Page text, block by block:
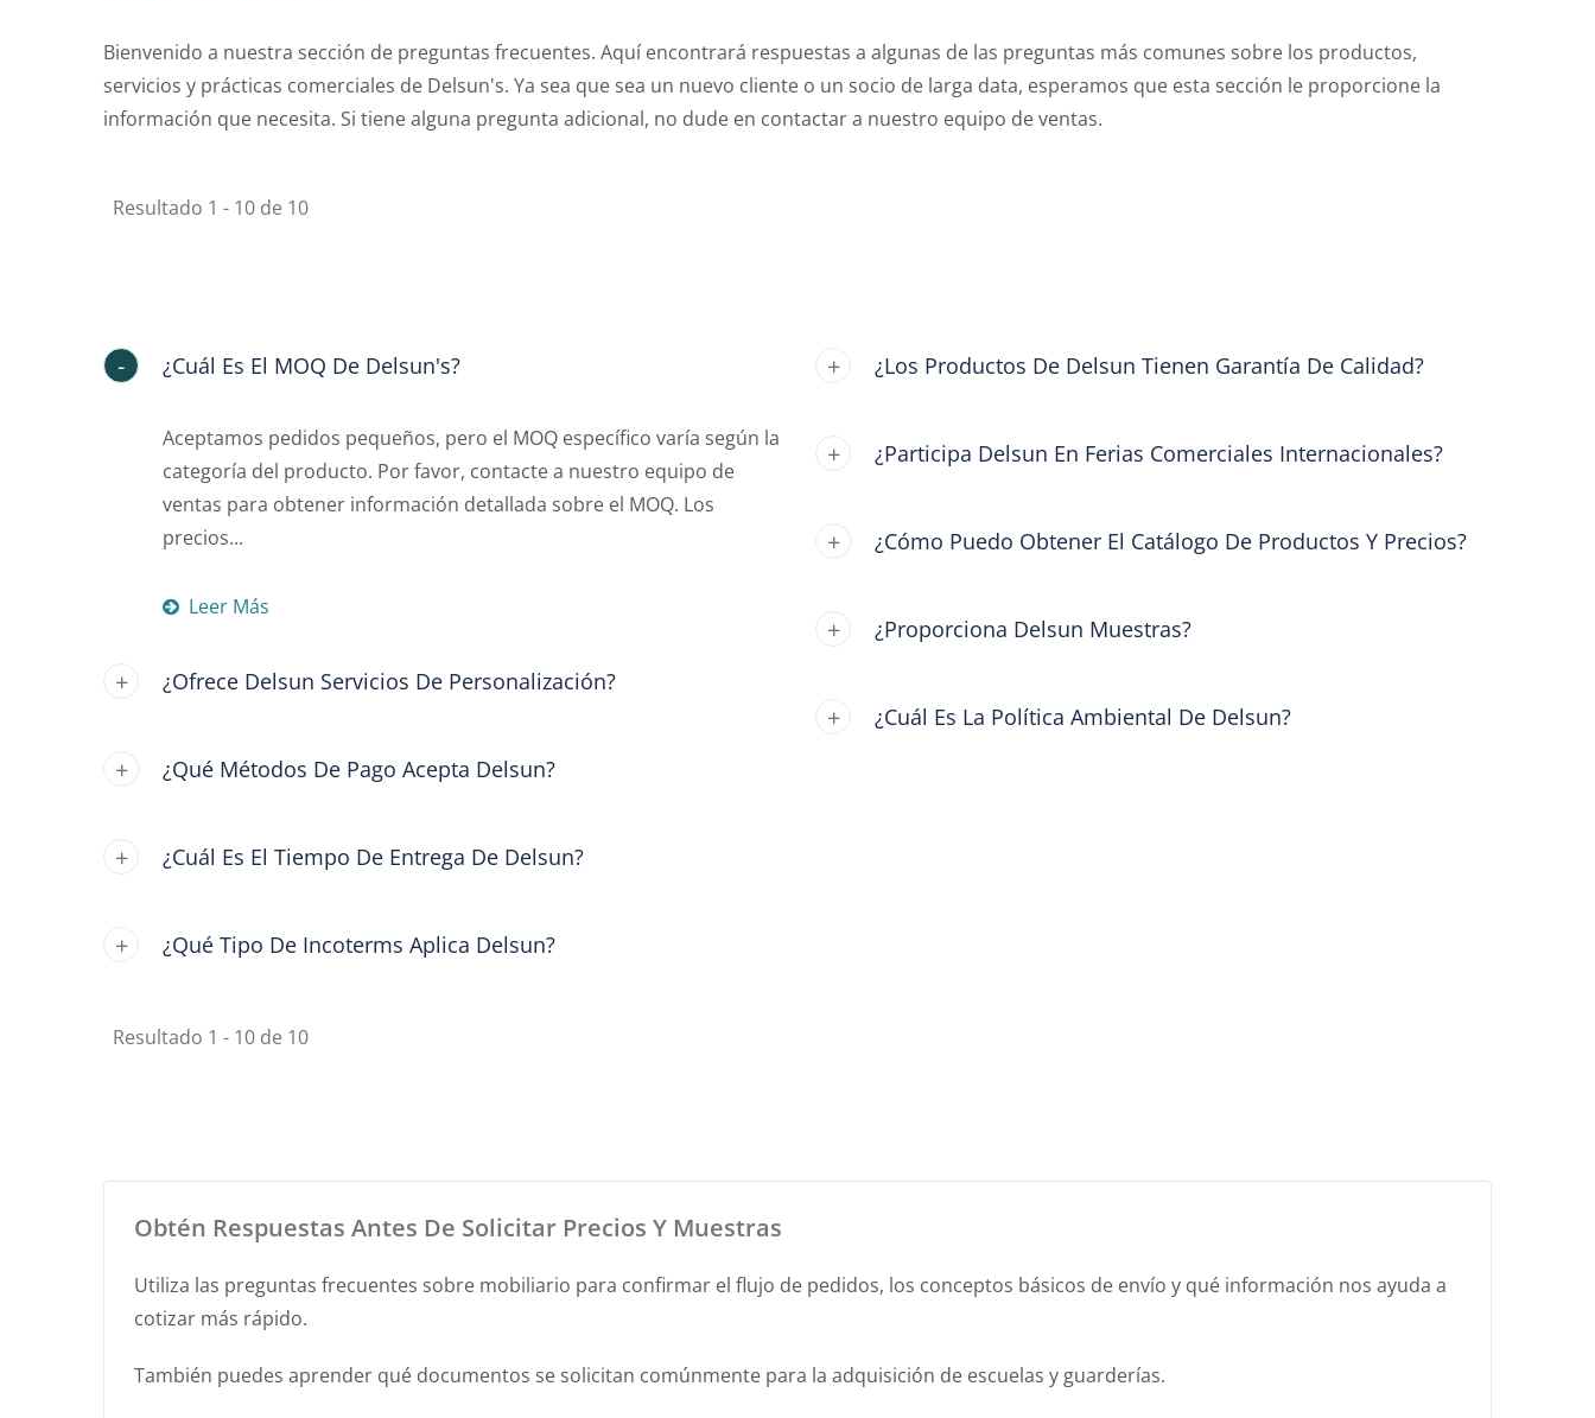
Bienvenido a nuestra sección de preguntas frecuentes. Aquí encontrará respuestas a algunas de las preguntas más comunes sobre los productos,
servicios y prácticas comerciales de Delsun's. Ya sea que sea un nuevo cliente o un socio de larga data, esperamos que esta sección le proporcione la
información que necesita. Si tiene alguna pregunta adicional, no dude en contactar a nuestro equipo de ventas.
Resultado 1 - 10 de 10
¿Cuál Es El MOQ De Delsun's?
Aceptamos pedidos pequeños, pero el MOQ específico varía según la
categoría del producto. Por favor, contacte a nuestro equipo de
ventas para obtener información detallada sobre el MOQ. Los
precios...
Leer Más
¿Ofrece Delsun Servicios De Personalización?
¿Qué Métodos De Pago Acepta Delsun?
¿Cuál Es El Tiempo De Entrega De Delsun?
¿Qué Tipo De Incoterms Aplica Delsun?
¿Los Productos De Delsun Tienen Garantía De Calidad?
¿Participa Delsun En Ferias Comerciales Internacionales?
¿Cómo Puedo Obtener El Catálogo De Productos Y Precios?
¿Proporciona Delsun Muestras?
¿Cuál Es La Política Ambiental De Delsun?
Resultado 1 - 10 de 10
Obtén Respuestas Antes De Solicitar Precios Y Muestras
Utiliza las preguntas frecuentes sobre mobiliario para confirmar el flujo de pedidos, los conceptos básicos de envío y qué información nos ayuda a
cotizar más rápido.
También puedes aprender qué documentos se solicitan comúnmente para la adquisición de escuelas y guarderías.